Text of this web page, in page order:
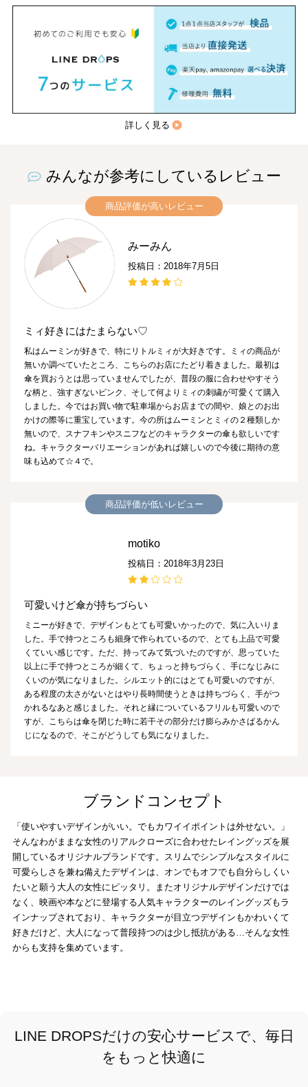
詳しく見る
みんなが参考にしているレビュー
商品評価が高いレビュー
みーみん
投稿日：2018年7月5日
ミィ好きにはたまらない♡
私はムーミンが好きで、特にリトルミィが大好きです。ミィの商品が
無いか調べていたところ、こちらのお店にたどり着きました。最初は
傘を買おうとは思っていませんでしたが、普段の服に合わせやすそう
な柄と、強すぎないピンク、そして何よりミィの刺繍が可愛くて購入
しました。今ではお買い物で駐車場からお店までの間や、娘とのお出
かけの際等に重宝しています。今の所はムーミンとミィの２種類しか
無いので、スナフキンやスニフなどのキャラクターの傘も欲しいです
ね。キャラクターバリエーションがあれば嬉しいので今後に期待の意
味も込めて☆４で。
商品評価が低いレビュー
motiko
投稿日：2018年3月23日
可愛いけど傘が持ちづらい
ミニーが好きで、デザインもとても可愛いかったので、気に入いりま
した。手で持つところも細身で作られているので、とても上品で可愛
くていい感じです。ただ、持ってみて気づいたのですが、思っていた
以上に手で持つところが細くて、ちょっと持ちづらく、手になじみに
くいのが気になりました。シルエット的にはとても可愛いのですが、
ある程度の太さがないとはやり長時間使うときは持ちづらく、手がつ
かれるなあと感じました。それと縁についているフリルも可愛いので
すが、こちらは傘を閉じた時に若干その部分だけ膨らみかさばるかん
じになるので、そこがどうしても気になりました。
ブランドコンセプト
「使いやすいデザインがいい。でもカワイイポイントは外せない。」
そんなわがままな女性のリアルクローズに合わせたレイングッズを展
開しているオリジナルブランドです。スリムでシンプルなスタイルに
可愛らしさを兼ね備えたデザインは、オンでもオフでも自分らしくい
たいと願う大人の女性にピッタリ。またオリジナルデザインだけでは
なく、映画や本などに登場する人気キャラクターのレイングッズもラ
インナップされており、キャラクターが目立つデザインもかわいくて
好きだけど、大人になって普段持つのは少し抵抗がある…そんな女性
からも支持を集めています。
LINE DROPSだけの安心サービスで、毎日
をもっと快適に